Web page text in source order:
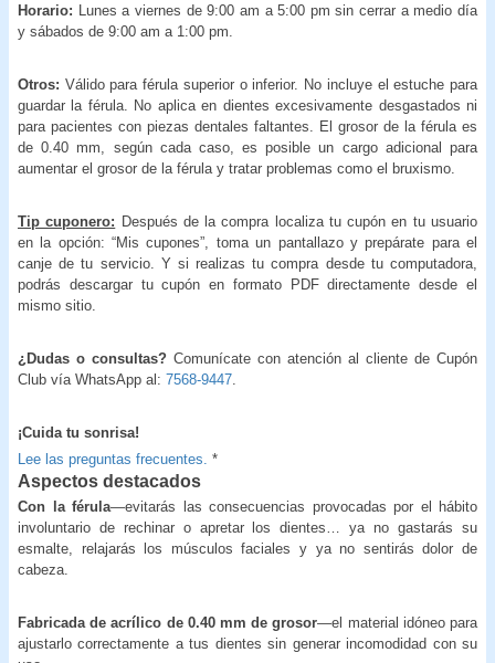
Horario:
Lunes a viernes de 9:00 am a 5:00 pm sin cerrar a medio día
y sábados de 9:00 am a 1:00 pm.
Otros: Válido para férula superior o inferior.
No incluye el estuche para
guardar la férula. No aplica en dientes excesivamente desgastados ni
para pacientes con piezas dentales faltantes. El grosor de la férula es
de 0.40 mm, según cada caso, es posible un cargo adicional para
aumentar el grosor de la férula y tratar problemas como el bruxismo.
Tip cuponero: Después de la compra localiza tu cupón en tu usuario
en la opción: “Mis cupones”, toma un pantallazo y prepárate para el
canje de tu servicio. Y si realizas tu compra desde tu computadora,
podrás descargar tu cupón en formato PDF directamente desde el
mismo sitio.
¿Dudas o consultas? Comunícate con atención al cliente de Cupón
Club vía WhatsApp al: 7568-9447
¡Cuida tu sonrisa!
Lee las preguntas frecuentes. *
Aspectos destacados
Con la férula—evitarás las consecuencias provocadas por el hábito
involuntario de rechinar o apretar los dientes… ya no gastarás su
esmalte, relajarás los músculos faciales y ya no sentirás dolor de
cabeza.
Fabricada de acrílico de 0.40 mm de grosor—el material idóneo para
ajustarlo correctamente a tus dientes sin generar incomodidad con su